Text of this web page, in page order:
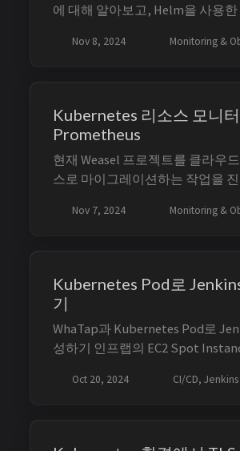
에 대해 알아보고, Helm을 사용
터링 (1) - Prometheus
Nov 8, 2024 Monitoring &
Kubernetes 리소스 모니
Prometheus
현재 Weasel 프로젝트를 클라우
스로 마이그레이션하는 작업을
의 리소스 모니터링 시스템을 구
Nov 7, 2024 Monitoring &
Kubernetes Pod로
기
WhaTap과 Kubernetes Pod로
성하기 인프랩의 EC2 Spot
Agent 구성에 대해 접하게 되었
Oct 20, 2024 CI/CD, Jenkins